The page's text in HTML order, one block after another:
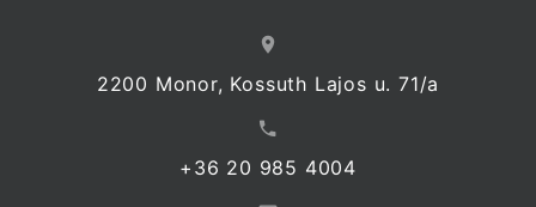
2200 Monor, Kossuth Lajos u. 71/a
+36 20 985 4004